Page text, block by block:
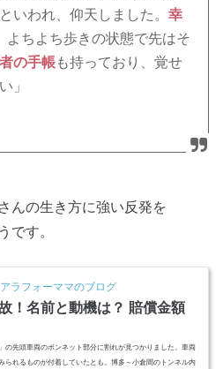
いわれ、仰天しました。幸
よちよち歩きの状態で先はそ
の手帳も持っており、覚せ
」
んの生き方に強い反発を
です。
ラフォーママのブログ
！名前と動機は？ 賠償金額
の先頭車両のボンネット部分に割れが見つかりました。車両
られるものが付着していたとも。博多～小倉間のトンネル内